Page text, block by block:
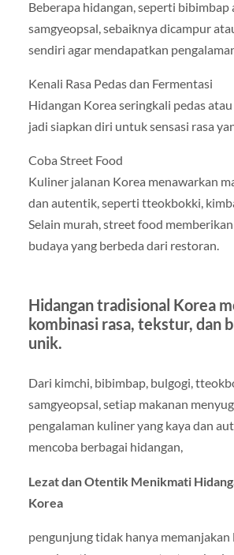
Beberapa hidangan, seperti bibimbap
samgyeopsal, sebaiknya dicampur
sendiri agar mendapatkan
Kenali Rasa Pedas dan Fermentasi
Hidangan Korea seringkali pedas
jadi siapkan diri untuk sensasi rasa
Coba Street Food
Kuliner jalanan Korea menawarkan
dan autentik, seperti tteokbokki,
Selain murah, street food
budaya yang berbeda dari restoran.
Hidangan tradisional Korea
kombinasi rasa, tekstur, dan
unik.
Dari kimchi, bibimbap, bulgogi,
samgyeopsal, setiap makanan
pengalaman kuliner yang kaya dan
mencoba berbagai hidangan,
Lezat dan Otentik Menikmati
Korea
pengunjung tidak hanya